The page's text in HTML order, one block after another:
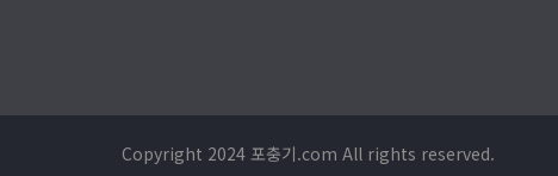
Copyright 2024 포충기.com All rights reserved.